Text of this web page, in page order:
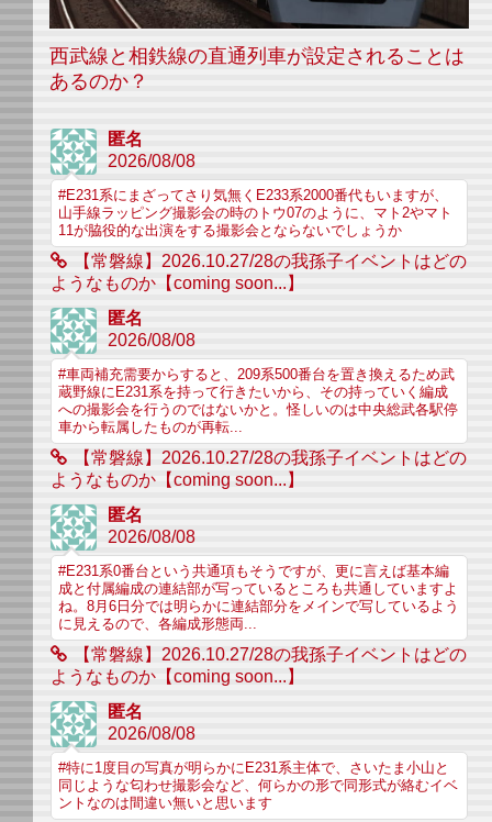
西武線と相鉄線の直通列車が設定されることは
あるのか？
匿名
2026/08/08
#E231系にまざってさり気無くE233系2000番代もいますが、
山手線ラッピング撮影会の時のトウ07のように、マト2やマト
11が脇役的な出演をする撮影会とならないでしょうか
【常磐線】2026.10.27/28の我孫子イベントはどの
ようなものか【coming soon...】
匿名
2026/08/08
#車両補充需要からすると、209系500番台を置き換えるため武
蔵野線にE231系を持って行きたいから、その持っていく編成
への撮影会を行うのではないかと。怪しいのは中央総武各駅停
車から転属したものが再転...
【常磐線】2026.10.27/28の我孫子イベントはどの
ようなものか【coming soon...】
匿名
2026/08/08
#E231系0番台という共通項もそうですが、更に言えば基本編
成と付属編成の連結部が写っているところも共通していますよ
ね。8月6日分では明らかに連結部分をメインで写しているよう
に見えるので、各編成形態両...
【常磐線】2026.10.27/28の我孫子イベントはどの
ようなものか【coming soon...】
匿名
2026/08/08
#特に1度目の写真が明らかにE231系主体で、さいたま小山と
同じような匂わせ撮影会など、何らかの形で同形式が絡むイベ
ントなのは間違い無いと思います